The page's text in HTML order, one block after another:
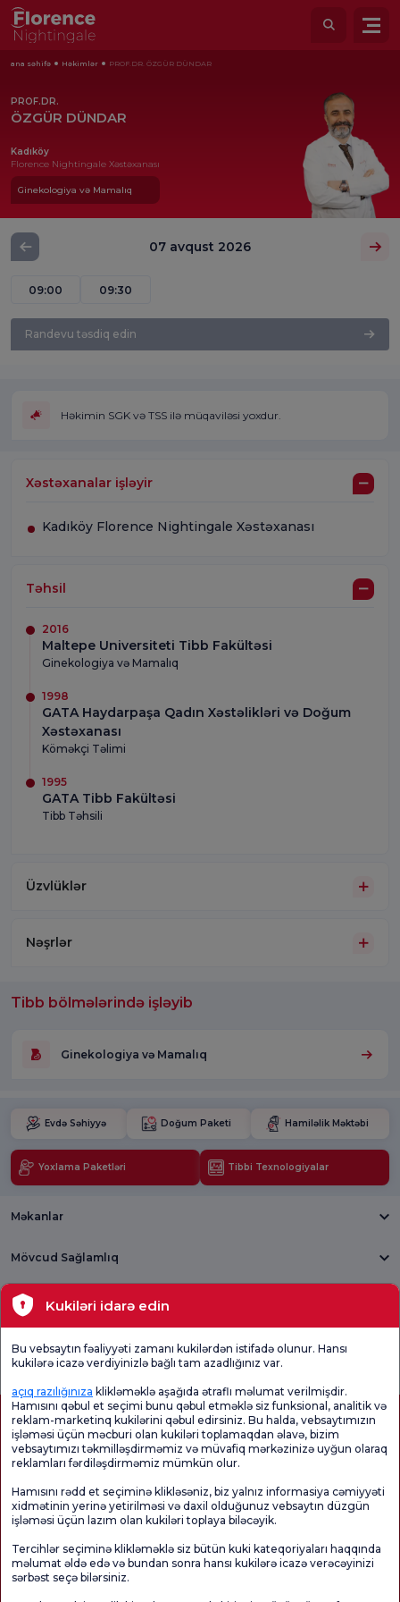
ana səhifə Həkimlər PROF.DR. ÖZGÜR DÜNDAR
PROF.DR.
ÖZGÜR DÜNDAR
Kadıköy
Florence Nightingale Xəstəxanası
Ginekologiya və Mamalıq
07 avqust 2026
09:00 09:30
Randevu təsdiq edin
Həkimin SGK və TSS ilə müqaviləsi yoxdur.
Xəstəxanalar işləyir
Kadıköy Florence Nightingale Xəstəxanası
Təhsil
2016
Maltepe Universiteti Tibb Fakültəsi
Ginekologiya və Mamalıq
1998
GATA Haydarpaşa Qadın Xəstəlikləri və Doğum
Xəstəxanası
Köməkçi Təlimi
1995
GATA Tibb Fakültəsi
Tibb Təhsili
Üzvlüklər
Nəşrlər
Tibb bölmələrində işləyib
Ginekologiya və Mamalıq
Evdə Səhiyyə Doğum Paketi Hamiləlik Məktəbi
Yoxlama Paketləri Tibbi Texnologiyalar
Məkanlar
Mövcud Sağlamlıq
Tibbi bölmələr
Ümumi
Məmnuniyyət
Sorğusu
Məmnuniyyət
Sorğusunu
yoxlayın.
Promo
Səhifənin məzmunu yalnız məlumat məqsədi daşıyır. Diaqnoz və müalicə üçün
mütləq həkiminizlə məsləhətləşin.
@2026 Group Florence Nightingale Xəstəxanaları
Kukiləri idarə edin
Bu vebsaytın fəaliyyəti zamanı kukilərdən istifadə olunur. Hansı
kukilərə icazə verdiyinizlə bağlı tam azadlığınız var.
açıq razılığınıza klikləməklə aşağıda ətraflı məlumat verilmişdir.
Hamısını qəbul et seçimi bunu qəbul etməklə siz funksional, analitik və
reklam-marketinq kukilərini qəbul edirsiniz. Bu halda, vebsaytımızın
işləməsi üçün məcburi olan kukiləri toplamaqdan əlavə, bizim
vebsaytımızı təkmilləşdirməmiz və müvafiq mərkəzinizə uyğun olaraq
reklamları fərdiləşdirməmiz mümkün olur.
Hamısını rədd et seçiminə klikləsəniz, biz yalnız informasiya cəmiyyəti
xidmətinin yerinə yetirilməsi və daxil olduğunuz vebsaytın düzgün
işləməsi üçün lazım olan kukiləri toplaya biləcəyik.
Tercihlər seçiminə klikləməklə siz bütün kuki kateqoriyaları haqqında
məlumat əldə edə və bundan sonra hansı kukilərə icazə verəcəyinizi
sərbəst seçə bilərsiniz.